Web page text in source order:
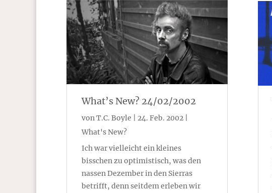
What’s New? 24/02/2002
vonT.C. Boyle 24. Feb. 2002
What's New?
Ich war vielleicht ein kleines
bisschen zu optimistisch, was den
nassen Dezember in den Sierras
betrifft, denn seitdem erleben wir